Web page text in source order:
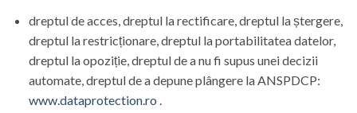
dreptul de acces, dreptul la rectificare, dreptul la ștergere,
dreptul la restricționare, dreptul la portabilitatea datelor,
dreptul la opoziție, dreptul de a nu fi supus unei decizii
automate, dreptul de a depune plângere la ANSPDCP:
www.dataprotection.ro .